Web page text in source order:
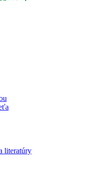
literatúry